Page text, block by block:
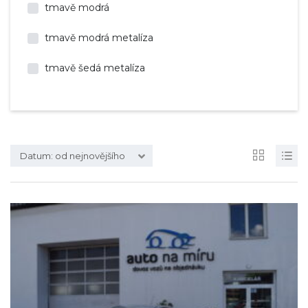
tmavě modrá
tmavě modrá metalíza
tmavě šedá metalíza
Datum: od nejnovějšího